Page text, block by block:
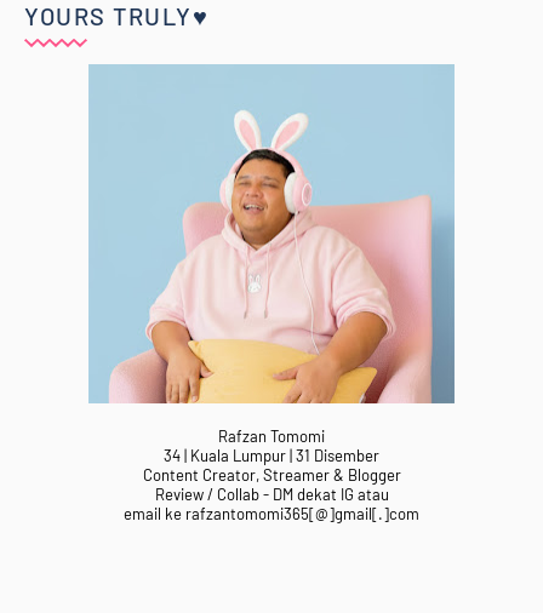
YOURS TRULY♥
Rafzan Tomomi
34 | Kuala Lumpur | 31 Disember
Content Creator, Streamer & Blogger
Review / Collab - DM dekat IG atau
email ke rafzantomomi365[@]gmail[.]com